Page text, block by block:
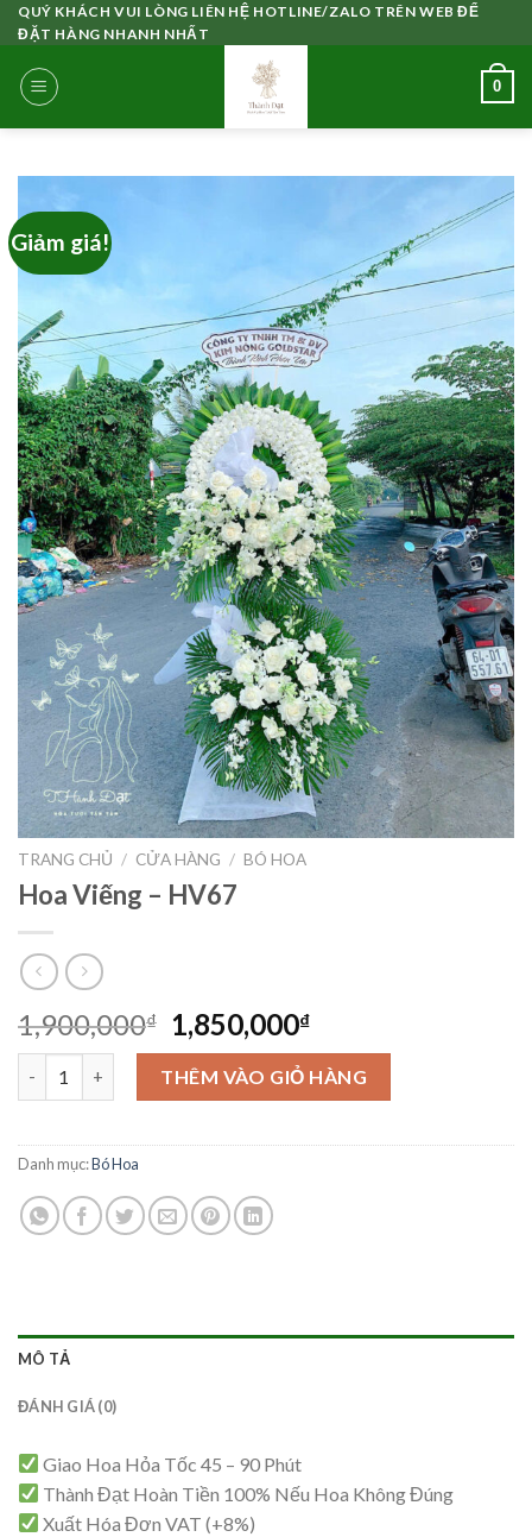
Skip
to
content
QUÝ KHÁCH VUI LÒNG LIÊN HỆ HOTLINE/ZALO TRÊN WEB ĐỂ
ĐẶT HÀNG NHANH NHẤT
0
Giảm giá!
TRANG CHỦ / CỬA HÀNG / BÓ HOA
Hoa Viếng – HV67
1,900,000₫
Giá
gốc
là:
1,900,000₫.
1,850,000₫Giá
hiện
tại
là:
1,850,000₫.
Hoa Viếng - HV67 số lượngTHÊM VÀO GIỎ HÀNG
Danh mục:Bó Hoa
MÔ TẢ
ĐÁNH GIÁ (0)
Giao Hoa Hỏa Tốc 45 – 90 Phút
Thành Đạt Hoàn Tiền 100% Nếu Hoa Không Đúng
Xuất Hóa Đơn VAT (+8%)